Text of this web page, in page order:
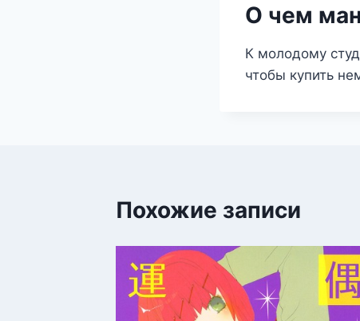
О чем
К молодому
чтобы купить
Похожие записи